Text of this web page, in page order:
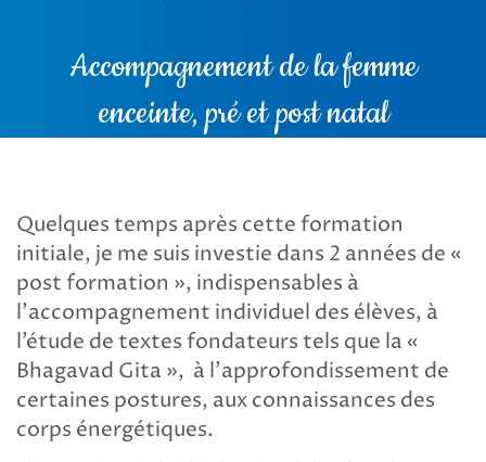
Accompagnement de la femme
enceinte, pré et post natal
Quelques temps après cette formation
initiale, je me suis investie dans 2 années de «
post formation », indispensables à
l’accompagnement individuel des élèves, à
l’étude de textes fondateurs tels que la «
Bhagavad Gita », à l’approfondissement de
certaines postures, aux connaissances des
corps énergétiques.